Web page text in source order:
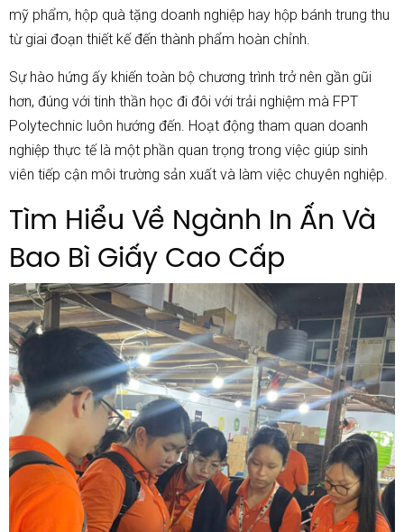
mỹ phẩm, hộp quà tặng doanh nghiệp hay hộp bánh trung thu
từ giai đoạn thiết kế đến thành phẩm hoàn chỉnh.
Sự hào hứng ấy khiến toàn bộ chương trình trở nên gần gũi
hơn, đúng với tinh thần học đi đôi với trải nghiệm mà FPT
Polytechnic luôn hướng đến. Hoạt động tham quan doanh
nghiệp thực tế là một phần quan trọng trong việc giúp sinh
viên tiếp cận môi trường sản xuất và làm việc chuyên nghiệp.
Tìm Hiểu Về Ngành In Ấn Và
Bao Bì Giấy Cao Cấp